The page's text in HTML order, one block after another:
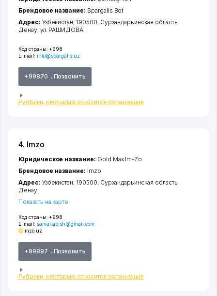
Код страны: +998
E-mail: info@spargalis.uz
+99870 ...Позвонить
Рубрики, к которым относится организация
Брендовое название: Spargalis Bot
Адрес: Узбекистан, 190500, Сурхандарьинская область,
Денау, ул. РАШИДОВА
4. Imzo
Код страны: +998
E-mail: sarvar.abish@gmail.com
imzo.uz
+99897 ...Позвонить
Рубрики, к которым относится организация
Юридическое название: Gold Max Im-Zo
Брендовое название: Imzo
Адрес: Узбекистан, 190500, Сурхандарьинская область
Денау
Показать на карте